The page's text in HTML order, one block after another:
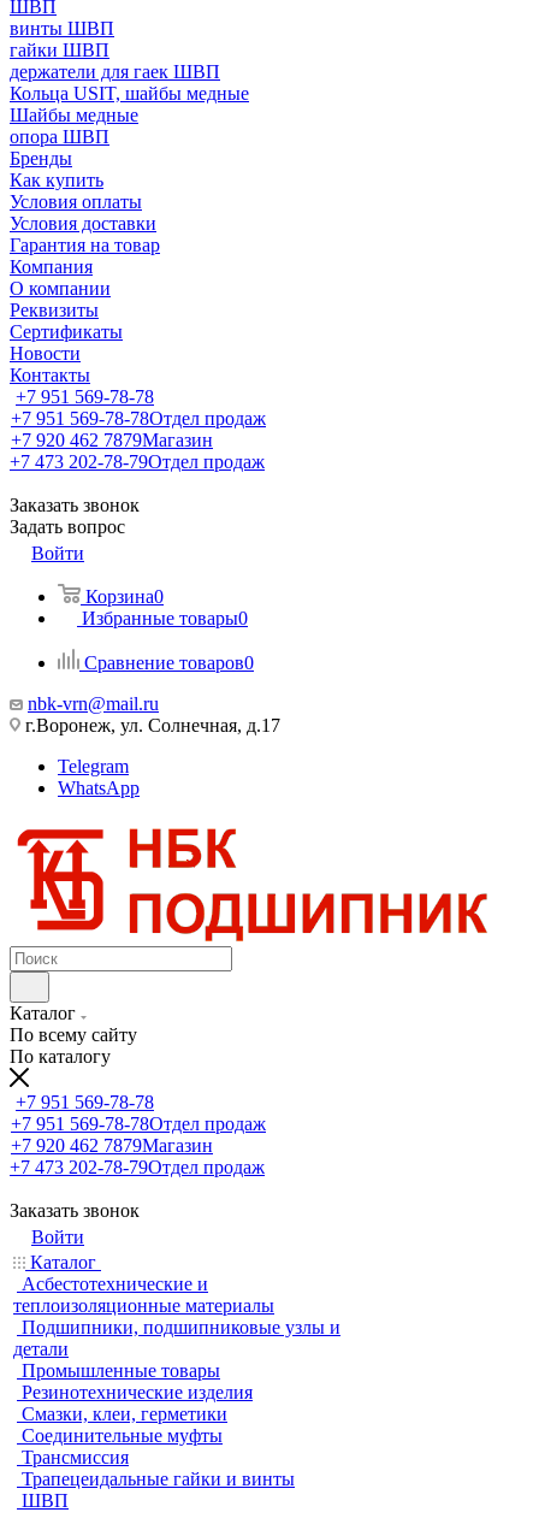
ШВП
винты ШВП
гайки ШВП
держатели для гаек ШВП
Кольца USIT, шайбы медные
Шайбы медные
опора ШВП
Бренды
Как купить
Условия оплаты
Условия доставки
Гарантия на товар
Компания
О компании
Реквизиты
Сертификаты
Новости
Контакты
+7 951 569-78-78
+7 951 569-78-78Отдел продаж
+7 920 462 7879Магазин
+7 473 202-78-79Отдел продаж
Заказать звонок
Задать вопрос
Войти
Корзина0
Избранные товары0
Сравнение товаров0
nbk-vrn@mail.ru
г.Воронеж, ул. Солнечная, д.17
Telegram
WhatsApp
Каталог
По всему сайту
По каталогу
+7 951 569-78-78
+7 951 569-78-78Отдел продаж
+7 920 462 7879Магазин
+7 473 202-78-79Отдел продаж
Заказать звонок
Войти
Каталог
Асбестотехнические и
теплоизоляционные материалы
Подшипники, подшипниковые узлы и
детали
Промышленные товары
Резинотехнические изделия
Смазки, клеи, герметики
Соединительные муфты
Трансмиссия
Трапецеидальные гайки и винты
ШВП